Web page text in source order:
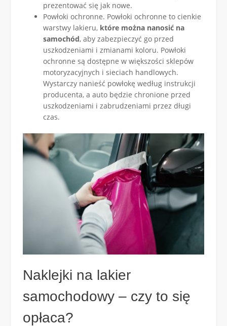
prezentować się jak nowe.
Powłoki ochronne. Powłoki ochronne to cienkie
warstwy lakieru, które można nanosić na
samochód, aby zabezpieczyć go przed
uszkodzeniami i zmianami koloru. Powłoki
ochronne są dostępne w większości sklepów
motoryzacyjnych i sieciach handlowych.
Wystarczy nanieść powłokę według instrukcji
producenta, a auto będzie chronione przed
uszkodzeniami i zabrudzeniami przez długi
czas.
Naklejki na lakier
samochodowy – czy to się
opłaca?